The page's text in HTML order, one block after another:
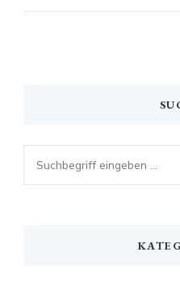
Looking
for